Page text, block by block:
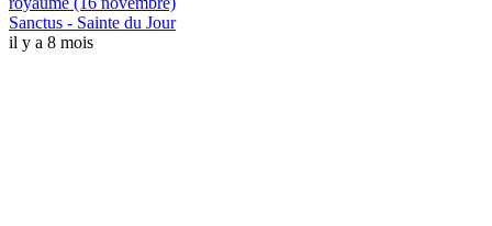
Sanctus - Sainte du Jour
il y a 8 mois